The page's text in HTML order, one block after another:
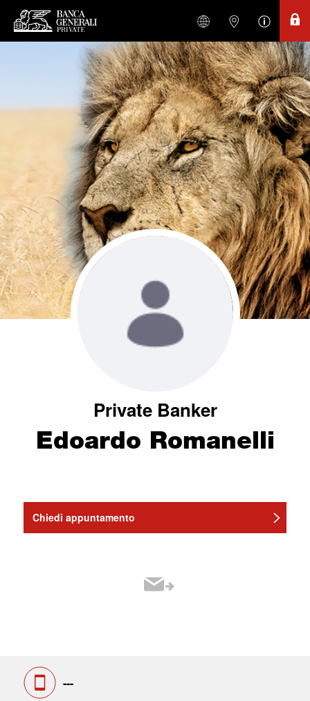
Private Banker
Edoardo Romanelli
Chiedi appuntamento
---